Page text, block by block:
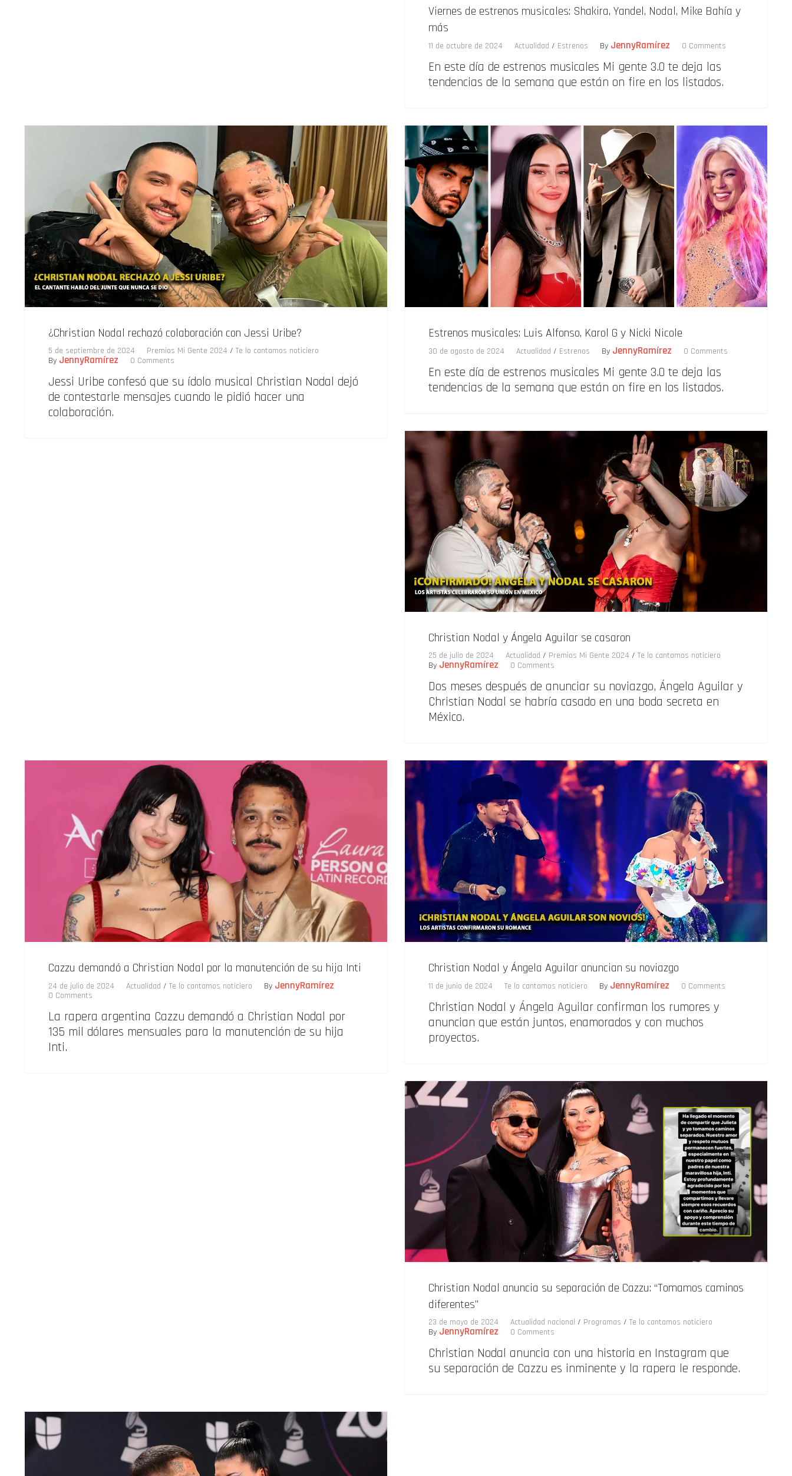
Viernes de estrenos musicales: Shakira, Yandel, Nodal, Mike Bahía y
más
11 de octubre de 2024 Actualidad / Estrenos By JennyRamírez 0 Comments
En este día de estrenos musicales Mi gente 3.0 te deja las
tendencias de la semana que están on fire en los listados.
¿Christian Nodal rechazó colaboración con Jessi Uribe?
5 de septiembre de 2024 Premios Mi Gente 2024 / Te lo cantamos noticiero
By JennyRamírez 0 Comments
Jessi Uribe confesó que su ídolo musical Christian Nodal dejó
de contestarle mensajes cuando le pidió hacer una
colaboración.
Estrenos musicales: Luis Alfonso, Karol G y Nicki Nicole
30 de agosto de 2024 Actualidad / Estrenos By JennyRamírez 0 Comments
En este día de estrenos musicales Mi gente 3.0 te deja las
tendencias de la semana que están on fire en los listados.
Christian Nodal y Ángela Aguilar se casaron
25 de julio de 2024 Actualidad / Premios Mi Gente 2024 / Te lo cantamos noticiero
By JennyRamírez 0 Comments
Dos meses después de anunciar su noviazgo, Ángela Aguilar y
Christian Nodal se habría casado en una boda secreta en
México.
Cazzu demandó a Christian Nodal por la manutención de su hija Inti
24 de julio de 2024 Actualidad / Te lo cantamos noticiero By JennyRamírez
0 Comments
La rapera argentina Cazzu demandó a Christian Nodal por
135 mil dólares mensuales para la manutención de su hija
Inti.
Christian Nodal y Ángela Aguilar anuncian su noviazgo
11 de junio de 2024 Te lo cantamos noticiero By JennyRamírez 0 Comments
Christian Nodal y Ángela Aguilar confirman los rumores y
anuncian que están juntos, enamorados y con muchos
proyectos.
Christian Nodal anuncia su separación de Cazzu: “Tomamos caminos
diferentes”
23 de mayo de 2024 Actualidad nacional / Programas / Te lo cantamos noticiero
By JennyRamírez 0 Comments
Christian Nodal anuncia con una historia en Instagram que
su separación de Cazzu es inminente y la rapera le responde.